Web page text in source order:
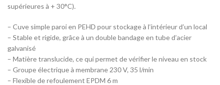
supérieures à + 30°C).
– Cuve simple paroi en PEHD pour stockage à l’intérieur d’un local
– Stable et rigide, grâce à un double bandage en tube d’acier
galvanisé
– Matière translucide, ce qui permet de vérifier le niveau en stock
– Groupe électrique à membrane 230 V, 35 l/min
– Flexible de refoulement EPDM 6 m